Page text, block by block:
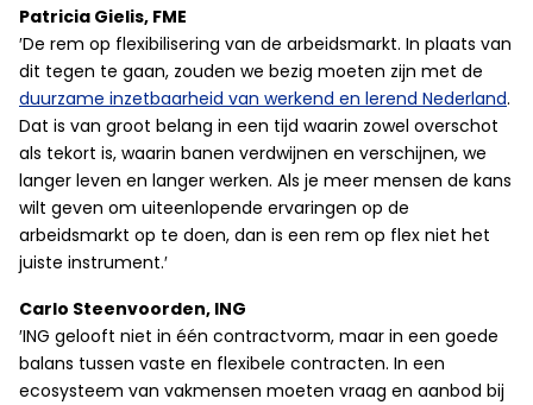
Patricia Gielis, FME
′De rem op flexibilisering van de arbeidsmarkt. In plaats van
dit tegen te gaan, zouden we bezig moeten zijn met de
duurzame inzetbaarheid van werkend en lerend Nederland.
Dat is van groot belang in een tijd waarin zowel overschot
als tekort is, waarin banen verdwijnen en verschijnen, we
langer leven en langer werken. Als je meer mensen de kans
wilt geven om uiteenlopende ervaringen op de
arbeidsmarkt op te doen, dan is een rem op flex niet het
juiste instrument.′
Carlo Steenvoorden, ING
′ING gelooft niet in één contractvorm, maar in een goede
balans tussen vaste en flexibele contracten. In een
ecosysteem van vakmensen moeten vraag en aanbod bij